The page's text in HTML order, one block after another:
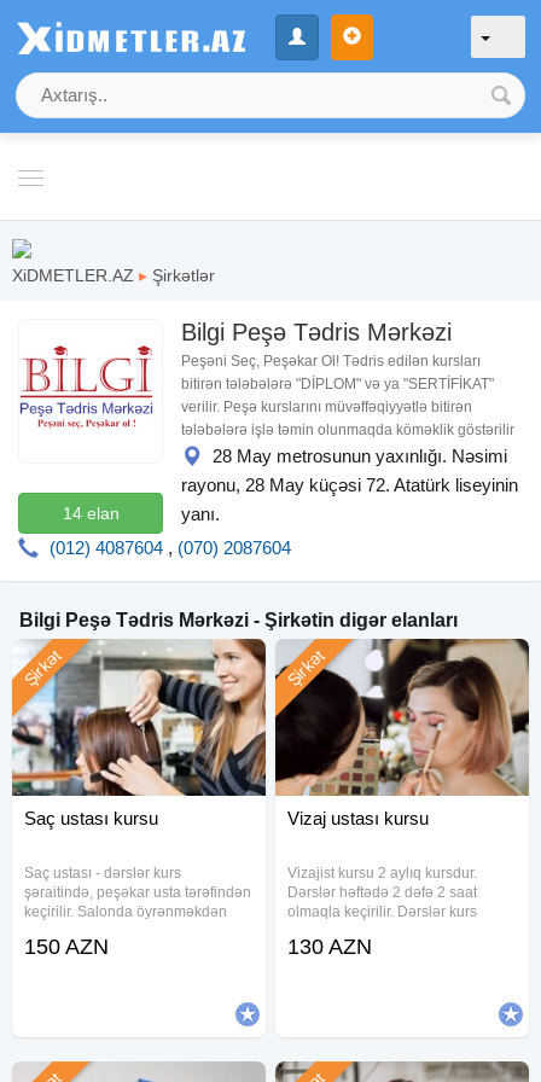
XiDMETLER.AZ ▸ Şirkətlər
14 elan
Bilgi Peşə Tədris Mərkəzi
Peşəni Seç, Peşəkar Ol! Tədris edilən kursları
bitirən tələbələrə "DİPLOM" və ya "SERTİFİKAT"
verilir. Peşə kurslarını müvəffəqiyyətlə bitirən
tələbələrə işlə təmin olunmaqda köməklik göstərilir
28 May metrosunun yaxınlığı. Nəsimi
rayonu, 28 May küçəsi 72. Atatürk liseyinin
yanı.
(012) 4087604 , (070) 2087604
Bilgi Peşə Tədris Mərkəzi - Şirkətin digər elanları
Saç ustası kursu
Saç ustası - dərslər kurs
şəraitində, peşəkar usta tərəfindən
keçirilir. Salonda öyrənməkdən
ilə məşğul olur. "Qıraqdan
Şirkət
150 AZN
Vizaj ustası kursu
Vizajist kursu 2 aylıq kursdur.
Dərslər həftədə 2 dəfə 2 saat
olmaqla keçirilir. Dərslər kurs
öyrədilir: - Makiyajın sirrləri; - Üz
Şirkət
130 AZN